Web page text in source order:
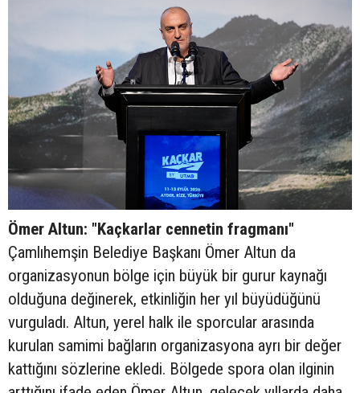
Ömer Altun: "Kaçkarlar cennetin fragmanı"
Çamlıhemşin Belediye Başkanı Ömer Altun da
organizasyonun bölge için büyük bir gurur kaynağı
olduğuna değinerek, etkinliğin her yıl büyüdüğünü
vurguladı. Altun, yerel halk ile sporcular arasında
kurulan samimi bağların organizasyona ayrı bir değer
kattığını sözlerine ekledi. Bölgede spora olan ilginin